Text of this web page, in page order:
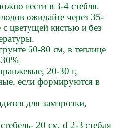
вести в 3-4 стебля.
ожидайте через 35-
цветущей кистью и без
60-80 см, в теплице
20-30 г,
если формируются в
для заморозки,
20 см, d 2-3 стебля